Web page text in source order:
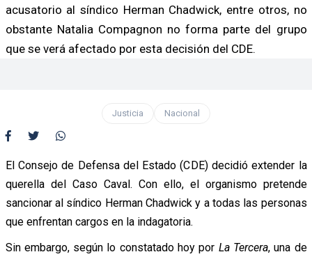
acusatorio al síndico Herman Chadwick, entre otros, no
obstante Natalia Compagnon no forma parte del grupo
que se verá afectado por esta decisión del CDE.
Justicia Nacional
El Consejo de Defensa del Estado (CDE) decidió extender la
querella del Caso Caval. Con ello, el organismo pretende
sancionar al síndico Herman Chadwick y a todas las personas
que enfrentan cargos en la indagatoria.
Sin embargo, según lo constatado hoy por La Tercera, una de